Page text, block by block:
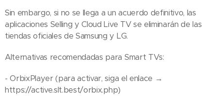
Sin embargo, si no se llega a un acuerdo definitivo, las
aplicaciones Selling y Cloud Live TV se eliminarán de las
tiendas oficiales de Samsung y LG.
Alternativas recomendadas para Smart TVs:
- OrbixPlayer (para activar, siga el enlace →
https://active.slt.best/orbix.php)